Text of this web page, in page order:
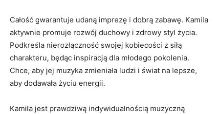
Całość gwarantuje udaną imprezę i dobrą zabawę. Kamila
aktywnie promuje rozwój duchowy i zdrowy styl życia.
Podkreśla nierozłączność swojej kobiecości z siłą
charakteru, będąc inspiracją dla młodego pokolenia.
Chce, aby jej muzyka zmieniała ludzi i świat na lepsze,
aby dodawała życiu energii.
Kamila jest prawdziwą indywidualnością muzyczną